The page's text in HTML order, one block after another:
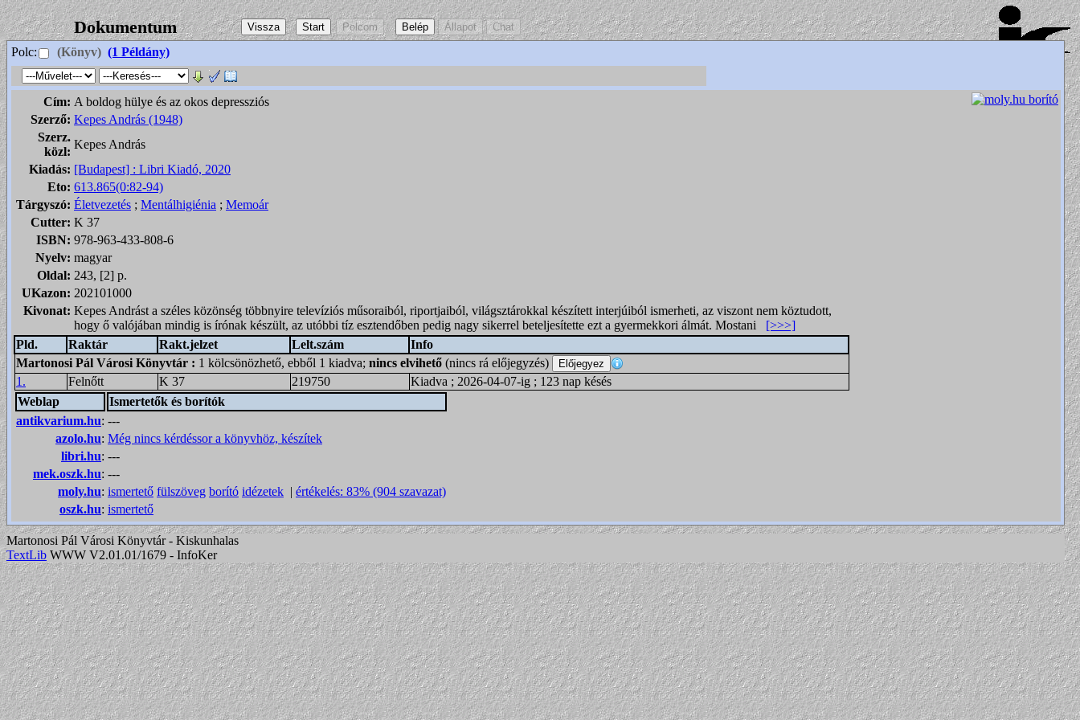
Dokumentum
Polc: (Könyv) (1 Példány)
Cím: A boldog hülye és az okos depressziós
Szerző: Kepes András (1948)
Szerz.
közl:
Kepes András
Kiadás: [Budapest] : Libri Kiadó, 2020
Eto: 613.865(0:82-94)
Tárgyszó: Életvezetés ; Mentálhigiénia ; Memoár
Cutter: K 37
ISBN: 978-963-433-808-6
Nyelv: magyar
Oldal: 243, [2] p.
UKazon: 202101000
Kivonat: Kepes Andrást a széles közönség többnyire televíziós műsoraiból, riportjaiból, világsztárokkal készített interjúiból ismerheti, az viszont nem köztudott,
hogy ő valójában mindig is írónak készült, az utóbbi tíz esztendőben pedig nagy sikerrel beteljesítette ezt a gyermekkori álmát. Mostani [>>>]
Pld.
Raktár Rakt.jelzet Lelt.szám
Info
Martonosi Pál Városi Könyvtár : 1 kölcsönözhető, ebből 1 kiadva; nincs elvihető (nincs rá előjegyzés)
1.
Felnőtt K 37 219750
Kiadva ; 2026-04-07-ig ; 123 nap késés
Weblap
Ismertetők és borítók
antikvarium.hu: ---
azolo.hu: Még nincs kérdéssor a könyvhöz, készítek
libri.hu: ---
mek.oszk.hu: ---
moly.hu: ismertető fülszöveg borító idézetek | értékelés: 83% (904 szavazat)
oszk.hu: ismertető
Martonosi Pál Városi Könyvtár - Kiskunhalas
TextLib WWW V2.01.01/1679 - InfoKer